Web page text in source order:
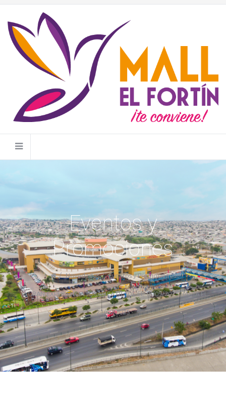
Eventos y
Promociones
Novedades Eventos y Promociones
GRAN EXPERIENCIA JURÁSICA DESDE EL 18/09/2025 HASTA EL
21/09/2025